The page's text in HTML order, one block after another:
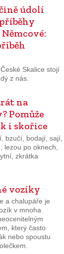
údolí
Skalice stojí
z nás.
na
Pomůže
i skořice
bzučí, bodají, sají,
po oknech,
zkrátka
vozíky
a chalupáře je
v mnoha
který často
nebo spoustu